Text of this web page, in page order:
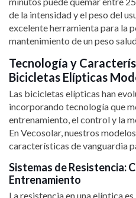
de la intensidad y el peso del
excelente herramienta para la
mantenimiento de un peso
Tecnología y
Bicicletas Elípticas
Las bicicletas elípticas han
incorporando tecnología que
entrenamiento, el control y la
En Vecosolar, nuestros
características de vanguardia
Sistemas de Resistencia:
Entrenamiento
La resistencia en una elíptica